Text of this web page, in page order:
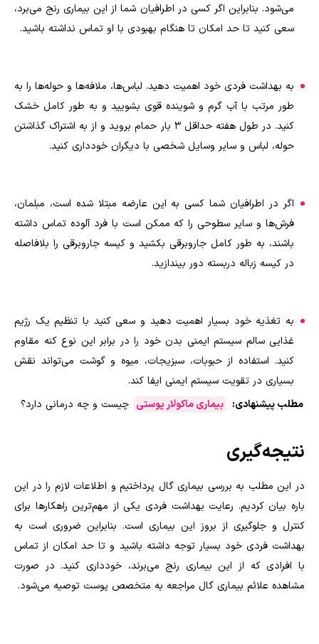
می‌شود. بنابراین اگر کسی در اطرافیان شما از این بیماری رنج می‌برد،
سعی کنید تا حد امکان تا هنگام بهبودی با او تماس نداشته باشید.
به بهداشت فردی خود اهمیت دهید. لباس‌ها، ملافه‌ها و حوله‌ها را به
طور مرتب با آب گرم و شوینده قوی بشویید و به طور کامل خشک
کنید. در طول هفته حداقل 3 بار حمام بروید و از به اشتراک گذاشتن
حوله، لباس و سایر وسایل شخصی با دیگران خودداری کنید.
اگر در اطرافیان شما کسی به این عارضه مبتلا شده است، مبلمان،
فرش‌ها و سایر سطوحی را که ممکن است با فرد آلوده تماس داشته
باشند، به طور کامل جاروبرقی بکشید و کیسه جاروبرقی را بلافاصله
در کیسه زباله دربسته دور بیندازید.
به تغذیه خود بسیار اهمیت دهید و سعی کنید با تنظیم یک رژیم
غذایی سالم سیستم ایمنی بدن خود را در برابر این نوع کنه مقاوم
کنید. استفاده از حبوبات، سبزیجات، میوه و گوشت می‌تواند نقش
بسیاری در تقویت سیستم ایمنی ایفا کند.
مطلب پیشنهادی:
بیماری ماکولار پوستی چیست و چه درمانی دارد؟
نتیجه‌گیری
در این مطلب به بررسی بیماری گال پرداختیم و اطلاعات لازم را در این
باره بیان کردیم. رعایت بهداشت فردی یکی از مهم‌ترین راهکارها برای
کنترل و جلوگیری از بروز این بیماری است. بنابراین ضروری است به
بهداشت فردی خود بسیار توجه داشته باشید و تا حد امکان از تماس
با افرادی که از این بیماری رنج می‌برند، خودداری کنید. در صورت
مشاهده علائم بیماری گال مراجعه به متخصص پوست توصیه می‌شود.